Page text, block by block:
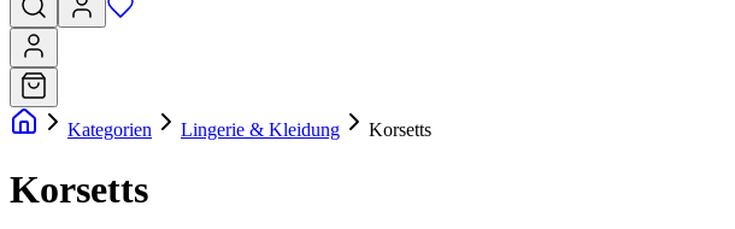
Kategorien Lingerie & Kleidung Korsetts
Korsetts